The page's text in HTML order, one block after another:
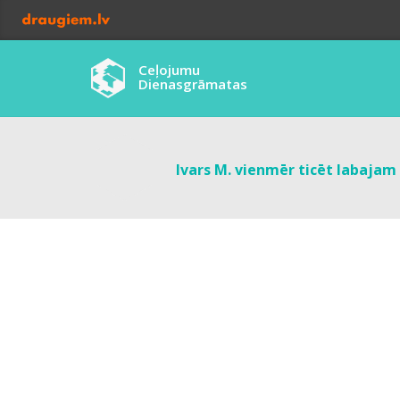
Ceļojumu
Dienasgrāmatas
Ivars M. vienmēr ticēt labajam